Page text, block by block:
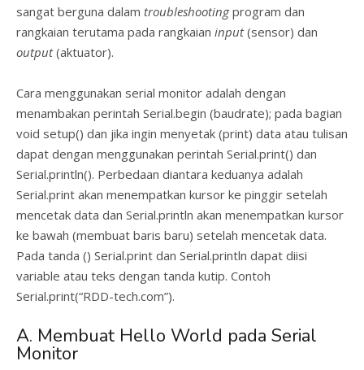
sangat berguna dalam troubleshootingprogram dan
rangkaian terutama pada rangkaian input(sensor) dan
output(aktuator).
Cara menggunakan serial monitor adalah dengan
menambakan perintah Serial.begin (baudrate); pada bagian
void setup() dan jika ingin menyetak (print) data atau tulisan
dapat dengan menggunakan perintah Serial.print() dan
Serial.println(). Perbedaan diantara keduanya adalah
Serial.print akan menempatkan kursor ke pinggir setelah
mencetak data dan Serial.println akan menempatkan kursor
ke bawah (membuat baris baru) setelah mencetak data.
Pada tanda () Serial.print dan Serial.println dapat diisi
variable atau teks dengan tanda kutip. Contoh
Serial.print(“RDD-tech.com”).
A. Membuat Hello World pada Serial
Monitor